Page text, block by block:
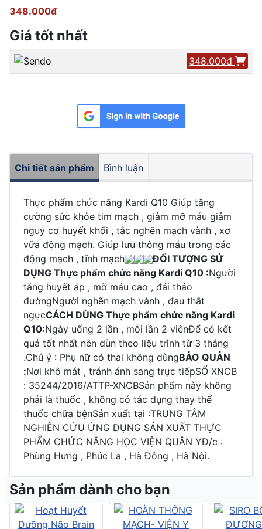
348.000đ
Giá tốt nhất
348.000đ
Chi tiết sản phẩm Bình luận
Thực phẩm chức năng Kardi Q10 Giúp tăng
cường sức khỏe tim mạch , giảm mỡ máu giảm
nguy cơ huyết khối , tắc nghẽn mạch vành , xơ
vữa động mạch. Giúp lưu thông máu trong các
động mạch , tĩnh mạch
ĐỐI TƯỢNG SỬ
DỤNG Thực phẩm chức năng Kardi Q10 :Người
tăng huyết áp , mỡ máu cao , đái tháo
đườngNgười nghẽn mạch vành , đau thắt
ngựcCÁCH DÙNG Thực phẩm chức năng Kardi
Q10:Ngày uống 2 lần , mỗi lần 2 viênĐể có kết
quả tốt nhất nên dùn theo liệu trình từ 3 tháng
.Chú ý : Phụ nữ có thai không dùngBẢO QUẢN
:Nơi khô mát , tránh ánh sang trực tiếpSỔ XNCB
: 35244/2016/ATTP-XNCBSản phẩm này không
phải là thuốc , không có tác dụng thay thế
thuốc chữa bệnSản xuất tại :TRUNG TÂM
NGHIÊN CỨU ỨNG DỤNG SẢN XUẤT THỰC
PHẨM CHỨC NĂNG HỌC VIỆN QUÂN YĐ/c :
Phùng Hưng , Phúc La , Hà Đông , Hà Nội.
Sản phẩm dành cho bạn